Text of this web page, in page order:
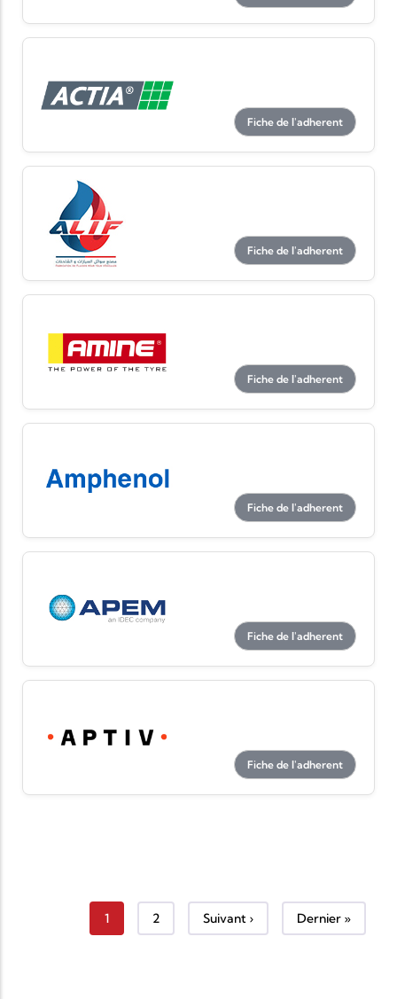
Fiche de l'adherent
Fiche de l'adherent
Fiche de l'adherent
Fiche de l'adherent
Fiche de l'adherent
Fiche de l'adherent
Page courante
1 Page
2 Page suivante
Suivant › Dernière page
Dernier »